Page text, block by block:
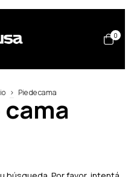
0
> Pie de cama
cama